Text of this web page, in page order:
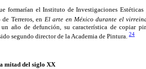
formarían el Instituto de Investigaciones
Terreros, en El arte en México durante el
año de defunción, su característica de copiar
segundo director de la Academia de Pintura. 24
mitad del siglo XX